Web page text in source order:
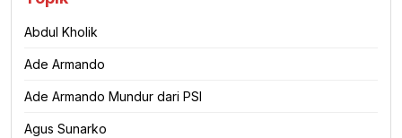
Abdul Kholik
Ade Armando
Ade Armando Mundur dari PSI
Agus Sunarko